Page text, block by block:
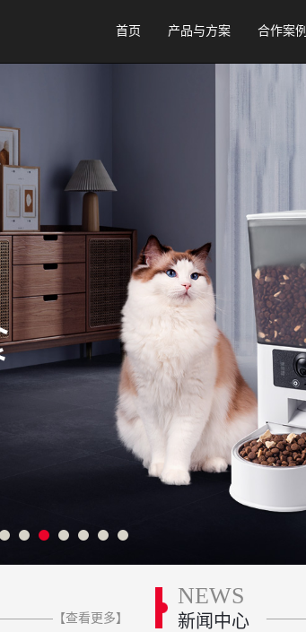
首页 产品与方案 合作案例
【查看更多】
NEWS
新闻中心